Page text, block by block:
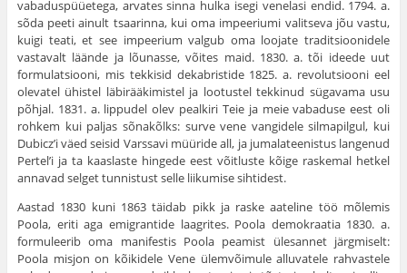
vabaduspüüetega, arvates sinna hulka isegi venelasi endid. 1794. a.
sõda peeti ainult tsaarinna, kui oma impeeriumi valitseva jõu vastu,
kuigi teati, et see impeerium valgub oma loojate traditsioonidele
vastavalt läände ja lõunasse, võites maid. 1830. a. tõi ideede uut
formulatsiooni, mis tekkisid dekabristide 1825. a. revo­lutsiooni eel
olevatel ühistel läbirääkimistel ja lootustel tekkinud sügavama usu
põhjal. 1831. a. lippudel olev pealkiri Teie ja meie vabaduse eest oli
rohkem kui pal­jas sõnakõlks: surve vene vangidele silmapilgul, kui
Dubicz’i väed seisid Varssavi müüride all, ja jumalatee­nistus langenud
Pertel’i ja ta kaaslaste hingede eest võit­luste kõige raskemal hetkel
annavad selget tunnistust selle liikumise sihtidest.
Aastad 1830 kuni 1863 täidab pikk ja raske aate­line töö mõlemis
Poola, eriti aga emigrantide laagrites. Poola demokraatia 1830. a.
formuleerib oma manifestis Poola peamist ülesannet järgmiselt:
Poola misjon on kõikidele Vene ülemvõimule alluvatele rahvastele